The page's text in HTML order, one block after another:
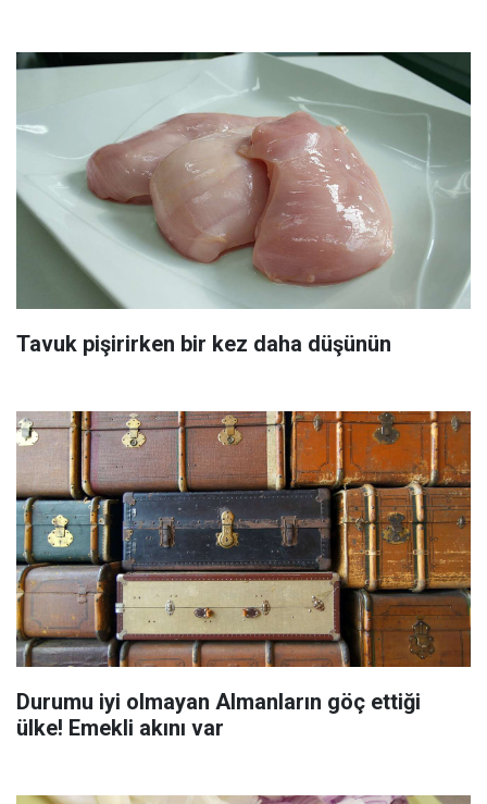
Tavuk pişirirken bir kez daha düşünün
Durumu iyi olmayan Almanların göç ettiği
ülke! Emekli akını var